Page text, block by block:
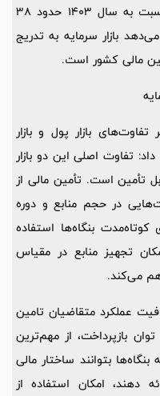
سال 1404 به 955 همت رسید که نسبت به سال 1403 حدود 38
بازار سرمایه به تدریج
مالی کشور است.
بازار پول و بازار
تفاوت اصلی این دو بازار
تأمین است. تأمین مالی از
در حجم منابع و دوره
کوتاه‌مدت بنگاه‌ها استفاده
تجهیز منابع در مقیاس
می‌کند.
عملکرد متقاضیان تامین
بازپرداخت، از مهم‌ترین
بتوانند ساختار مالی
دهند، امکان استفاده از